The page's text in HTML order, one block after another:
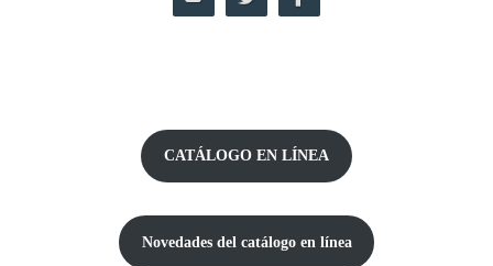
CATÁLOGO EN LÍNEA
Novedades del catálogo en línea